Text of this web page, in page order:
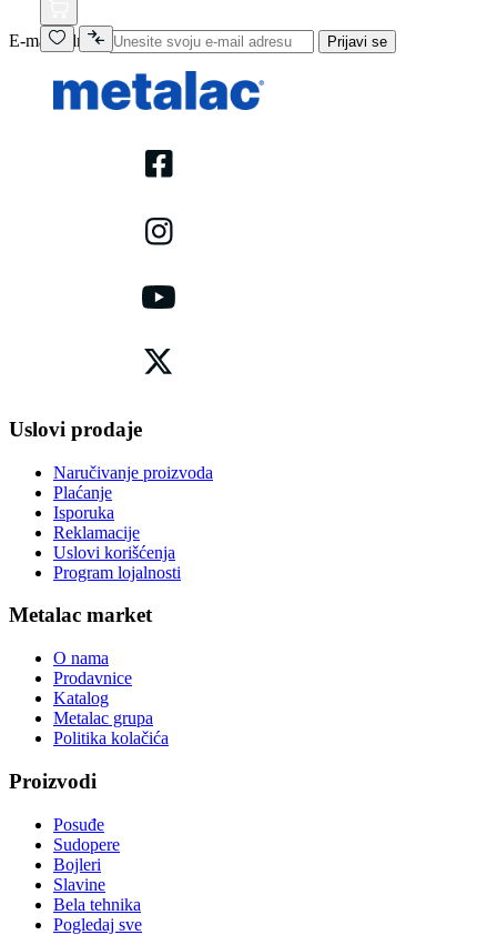
E-mail adresa Prijavi se
Uslovi prodaje
Naručivanje proizvoda
Plaćanje
Isporuka
Reklamacije
Uslovi korišćenja
Program lojalnosti
Metalac market
O nama
Prodavnice
Katalog
Metalac grupa
Politika kolačića
Proizvodi
Posuđe
Sudopere
Bojleri
Slavine
Bela tehnika
Pogledaj sve